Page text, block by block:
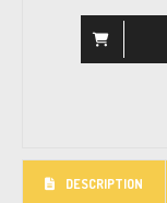
DESCRIPTION